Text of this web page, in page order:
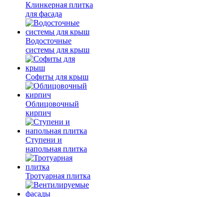
Клинкерная плитка
для фасада
Водосточные
системы для крыш
Софиты для крыш
Облицовочный
кирпич
Ступени и
напольная плитка
Тротуарная плитка